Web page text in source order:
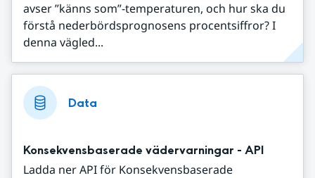
avser ”känns som”-temperaturen, och hur ska du
förstå nederbördsprognosens procentsiffror? I
denna vägled...
Data
Konsekvensbaserade vädervarningar - API
Ladda ner API för Konsekvensbaserade